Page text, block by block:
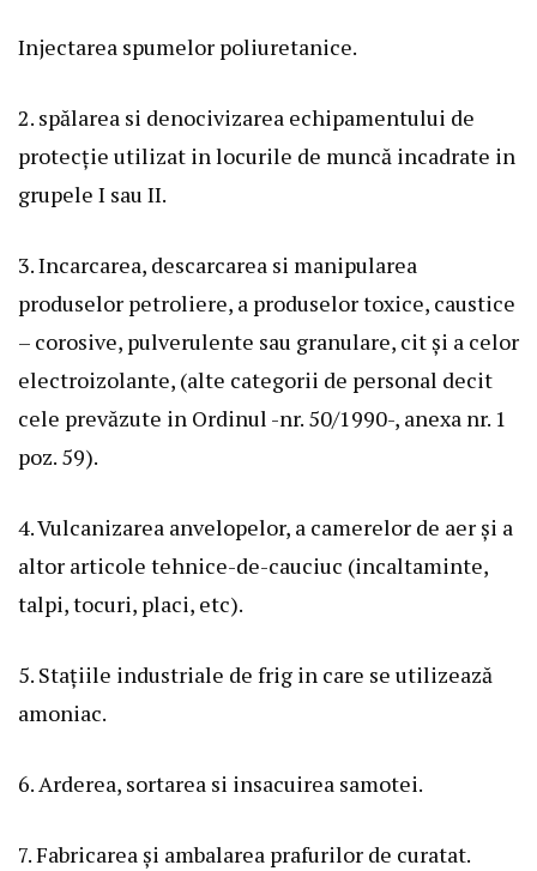
Injectarea spumelor poliuretanice.
2. spălarea si denocivizarea echipamentului de
protecție utilizat in locurile de muncă incadrate in
grupele I sau II.
3. Incarcarea, descarcarea si manipularea
produselor petroliere, a produselor toxice, caustice
– corosive, pulverulente sau granulare, cit și a celor
electroizolante, (alte categorii de personal decit
cele prevăzute in Ordinul -nr. 50/1990-, anexa nr. 1
poz. 59).
4. Vulcanizarea anvelopelor, a camerelor de aer și a
altor articole tehnice-de-cauciuc (incaltaminte,
talpi, tocuri, placi, etc).
5. Stațiile industriale de frig in care se utilizează
amoniac.
6. Arderea, sortarea si insacuirea samotei.
7. Fabricarea și ambalarea prafurilor de curatat.